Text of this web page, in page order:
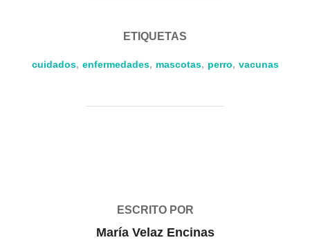
ETIQUETAS
cuidados, enfermedades, mascotas, perro, vacunas
ESCRITO POR
María Velaz Encinas